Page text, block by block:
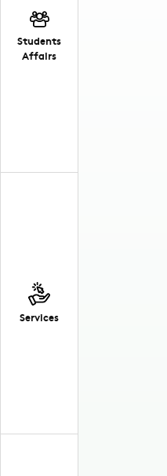
Students
Affairs
Services